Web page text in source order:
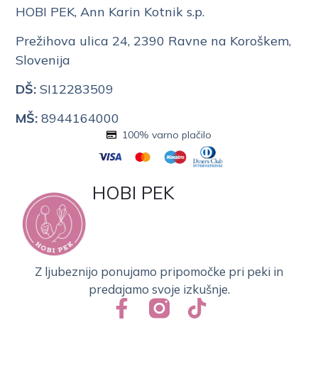
HOBI PEK, Ann Karin Kotnik s.p.
Prežihova ulica 24, 2390 Ravne na Koroškem,
Slovenija
DŠ: SI12283509
MŠ: 8944164000
HOBI PEK
Z ljubeznijo ponujamo pripomočke pri peki in
predajamo svoje izkušnje.
100% varno plačilo